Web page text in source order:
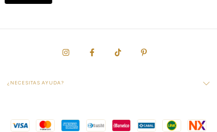
¿NECESITAS AYUDA?